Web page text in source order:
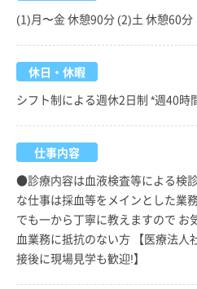
(1)月〜金 休憩90分 (2)土 休憩60分
休日・休暇
シフト制による週休2日制 *週40時
仕事内容
●診療内容は血液検査等による検
な仕事は採血等をメインとした業
でも一から丁寧に教えますので
血業務に抵抗のない方 【医療法人
接後に現場見学も歓迎!】